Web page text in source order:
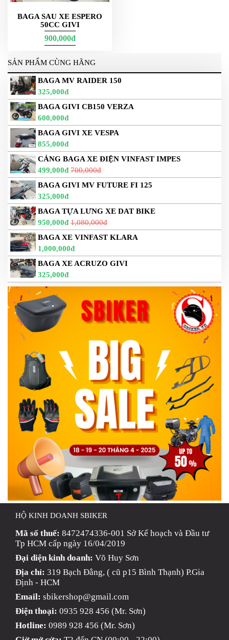
BAGA SAU XE ESPERO
50CC GIVI
900,000đ
SẢN PHẨM CÙNG HÃNG
BAGA MV RAIDER 150
325,000đ
BAGA GIVI CB150 VERZA
600,000đ
BAGA GIVI XE VESPA
855,000đ
CẢNG BAGA XE ĐIỆN VINFAST IMPES
499,000đ 700,000đ
BAGA GIVI MV FUTURE FI 125
325,000đ
BAGA TỰA LƯNG XE DAT BIKE
950,000đ 1,080,000đ
BAGA XE VINFAST KLARA
1,000,000đ
BAGA XE ACRUZO GIVI
325,000đ
HỘ KINH DOANH SBIKER
Mã số thuế: 8472474336-001 Sở Kế hoạch và Đầu tư
Tp HCM cấp ngày 16/04/2019
Đại diện kinh doanh: Võ Huy Sơn
Địa chỉ: 319 Bạch Đằng, ( cũ p15 Bình Thạnh) P.Gia
Định - HCM
Email: sbikershop@gmail.com
Điện thoại: 0935 928 456 (Mr. Sơn)
Hotline: 0989 928 456 (Mr. Sơn)